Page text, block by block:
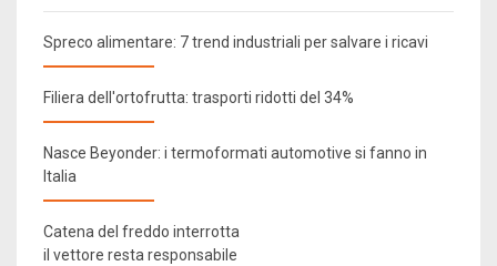
Spreco alimentare: 7 trend industriali per salvare i ricavi
Filiera dell'ortofrutta: trasporti ridotti del 34%
Nasce Beyonder: i termoformati automotive si fanno in
Italia
Catena del freddo interrotta
il vettore resta responsabile